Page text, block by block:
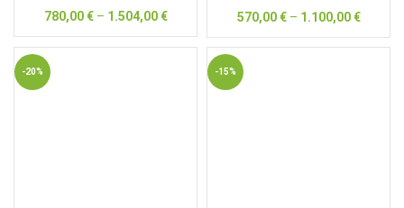
780,00€– 1.504,00€ 570,00€– 1.100,00€
-20% -15%